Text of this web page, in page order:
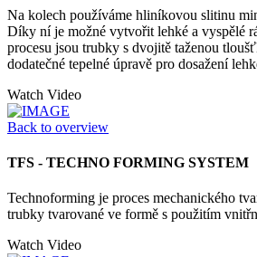
Na kolech používáme hliníkovou slitinu
Díky ní je možné vytvořit lehké a vyspělé
procesu jsou trubky s dvojitě taženou
dodatečné tepelné úpravě pro dosažení
Watch Video
Back to overview
TFS - TECHNO FORMING SYSTEM
Technoforming je proces mechanického
trubky tvarované ve formě s použitím
Watch Video